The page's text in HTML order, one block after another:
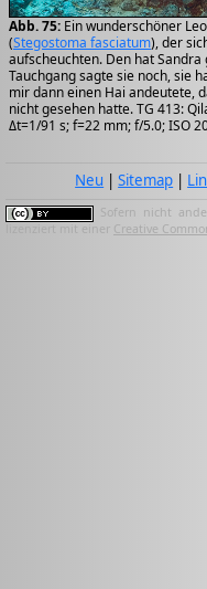
Abb. 75: Ein wunderschöner
(Stegostoma fasciatum), der
aufscheuchten. Den hat
Tauchgang sagte sie noch, sie
mir dann einen Hai andeutete,
nicht gesehen hatte. TG 413:
Δt=1/91 s; f=22 mm; f/5.0; ISO
Neu |Sitemap |
Sofern nicht
lizenziert mit einer Creative